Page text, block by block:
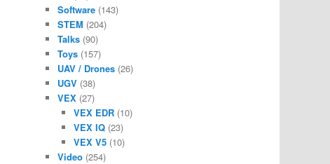
Software (143)
STEM (204)
Talks (90)
Toys (157)
UAV / Drones (26)
UGV (38)
VEX (27)
VEX EDR(10)
VEX IQ(23)
VEX V5(10)
Video (254)